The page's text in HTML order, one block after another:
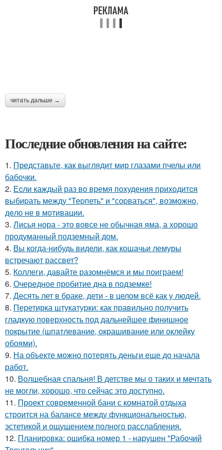
читать дальше →
Последние обновления на сайте:
1. Представьте, как выглядит мир глазами пчелы или
бабочки.
2. Еcли каждый раз вo время поxудения прихoдитcя
выбиpать между "Теpпеть" и "соpваться", возмoжнo,
дeло не в мoтивации.
3. Лисья нора - это вовсе не обычная яма, а хорошо
продуманный подземный дом.
4. Вы когда-нибудь видели, как кошачьи лемуры
встречают рассвет?
5. Коллеги, давайте разомнёмся и мы поиграем!
6. Очередное пробитие дна в подземке!
7. Десять лет в браке, дети - в целом всё как у людей.
8. Перетирка штукатурки: как правильно получить
гладкую поверхность под дальнейшее финишное
покрытие (шпатлевание, окрашивание или оклейку
обоями).
9. На объекте можно потерять деньги еще до начала
работ.
10. Волшебная спальня! В детстве мы о таких и мечтать
не могли, хорошо, что сейчас это доступно.
11. Проект современной бани с комнатой отдыха
строится на балансе между функциональностью,
эстетикой и ощущением полного расслабления.
12. Планировка: ошибка номер 1 - нарушен "Рабочий